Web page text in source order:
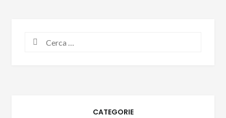
CATEGORIE